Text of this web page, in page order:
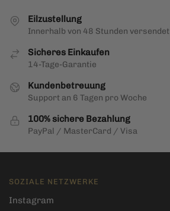
Eilzustellung
Innerhalb von 48 Stunden versendet
Sicheres Einkaufen
14-Tage-Garantie
Kundenbetreuung
Support an 6 Tagen pro Woche
100% sichere Bezahlung
PayPal / MasterCard / Visa
SOZIALE NETZWERKE
Instagram